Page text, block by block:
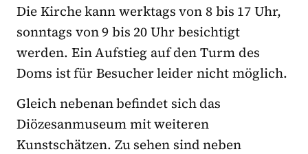
Die Kirche kann werktags von 8 bis 17 Uhr,
sonntags von 9 bis 20 Uhr besichtigt
werden. Ein Aufstieg auf den Turm des
Doms ist für Besucher leider nicht möglich.
Gleich nebenan befindet sich das
Diözesanmuseum mit weiteren
Kunstschätzen. Zu sehen sind neben